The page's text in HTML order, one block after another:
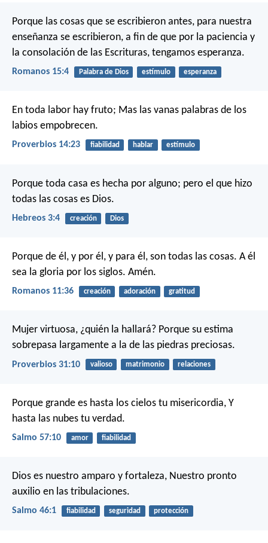
Porque las cosas que se escribieron antes, para nuestra
enseñanza se escribieron, a fin de que por la paciencia y
la consolación de las Escrituras, tengamos esperanza.
Romanos 15:4 Palabra de Dios estímulo esperanza
En toda labor hay fruto; Mas las vanas palabras de los
labios empobrecen.
Proverbios 14:23 fiabilidad hablar estímulo
Porque toda casa es hecha por alguno; pero el que hizo
todas las cosas es Dios.
Hebreos 3:4 creación Dios
Porque de él, y por él, y para él, son todas las cosas. A él
sea la gloria por los siglos. Amén.
Romanos 11:36 creación adoración gratitud
Mujer virtuosa, ¿quién la hallará? Porque su estima
sobrepasa largamente a la de las piedras preciosas.
Proverbios 31:10 valioso matrimonio relaciones
Porque grande es hasta los cielos tu misericordia, Y
hasta las nubes tu verdad.
Salmo 57:10 amor fiabilidad
Dios es nuestro amparo y fortaleza, Nuestro pronto
auxilio en las tribulaciones.
Salmo 46:1 fiabilidad seguridad protección